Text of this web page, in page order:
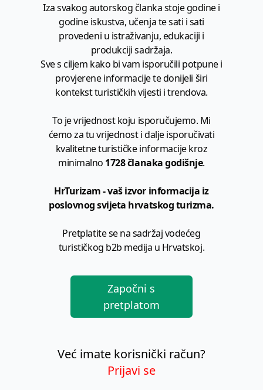
Iza svakog autorskog članka stoje godine i
godine iskustva, učenja te sati i sati
provedeni u istraživanju, edukaciji i
produkciji sadržaja.
Sve s ciljem kako bi vam isporučili potpune i
provjerene informacije te donijeli širi
kontekst turističkih vijesti i trendova.
To je vrijednost koju isporučujemo. Mi
ćemo za tu vrijednost i dalje isporučivati
kvalitetne turističke informacije kroz
minimalno 1728 članaka godišnje.
HrTurizam - vaš izvor informacija iz
poslovnog svijeta hrvatskog turizma.
Pretplatite se na sadržaj vodećeg
turističkog b2b medija u Hrvatskoj.
Započni s
pretplatom
Već imate korisnički račun?
Prijavi se